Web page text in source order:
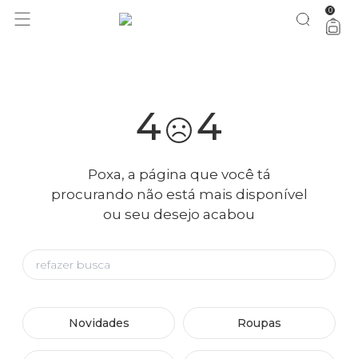
você merece 30% OFF pra comemorar com a gente aproveita! 0
4 4
Poxa, a página que você tá
procurando não está mais disponível
ou seu desejo acabou
Novidades Roupas